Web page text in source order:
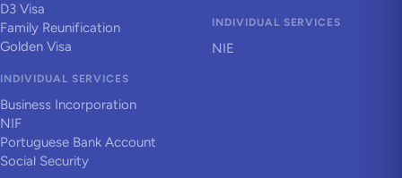
D3 Visa
Family Reunification
Golden Visa
INDIVIDUAL SERVICES
Business Incorporation
NIF
Portuguese Bank Account
Social Security
INDIVIDUAL SERVICES
NIE